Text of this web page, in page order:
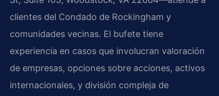
clientes del Condado de Rockingham y
comunidades vecinas. El bufete tiene
experiencia en casos que involucran valoración
de empresas, opciones sobre acciones, activos
internacionales, y división compleja de